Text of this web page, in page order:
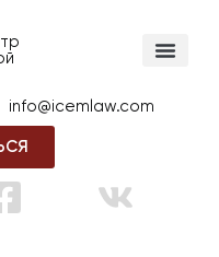
info@icemlaw.com